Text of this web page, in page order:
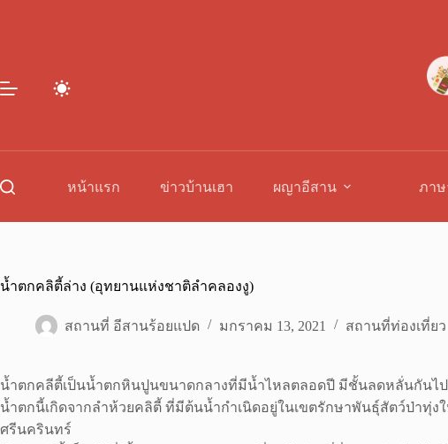
หน้าแรก ข่าวบ้านเฮา ผญาอีสาน ภา
น้ำตกคลิตี้ล่าง (อุทยานแห่งชาติลำคลองงู)
สถานที่ อีสานร้อยแปด มกราคม 13, 2021 สถานที่ท่องเที่ยว
น้ำตกคลีตี้เป็นน้ำตกหินปูนขนาดกลางที่มีน้ำไหลตลอดปี มีชั้นลดหลั่นกันไ
น้ำตกนี้เกิดจากลำห้วยคลิตี้ ที่มีต้นน้ำกำเนิดอยู่ในเขตรักษาพันธุ์สัตว์ป่าทุ่
ศรีนครินทร์